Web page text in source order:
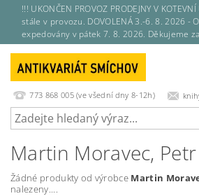
!!! UKONČEN PROVOZ PRODEJNY V
stále v provozu. DOVOLENÁ 3.-6. 8. 2026 -
expedovány v pátek 7. 8. 2026. Děkujeme
773 868 005 (ve všední dny 8-12h)
Martin Moravec,
Žádné produkty od výrobce Martin
nalezeny....